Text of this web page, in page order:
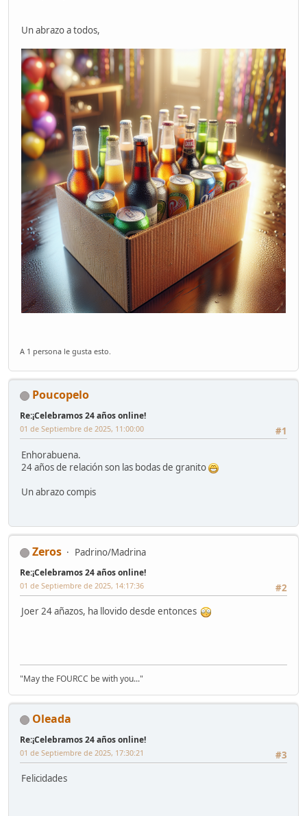
Un abrazo a todos,
A 1 persona le gusta esto.
Poucopelo
Re:¡Celebramos 24 años online!
#1
01 de Septiembre de 2025, 11:00:00
Enhorabuena.
24 años de relación son las bodas de granito
Un abrazo compis
Zeros Padrino/Madrina
Re:¡Celebramos 24 años online!
#2
01 de Septiembre de 2025, 14:17:36
Joer 24 añazos, ha llovido desde entonces
"May the FOURCC be with you..."
Oleada
Re:¡Celebramos 24 años online!
#3
01 de Septiembre de 2025, 17:30:21
Felicidades